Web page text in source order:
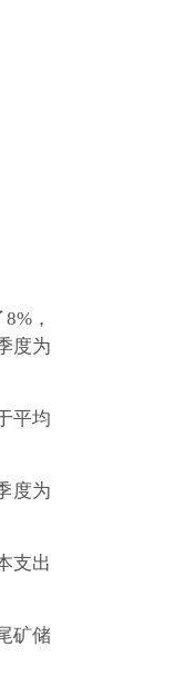
，
度为
平均
度为
支出
矿储